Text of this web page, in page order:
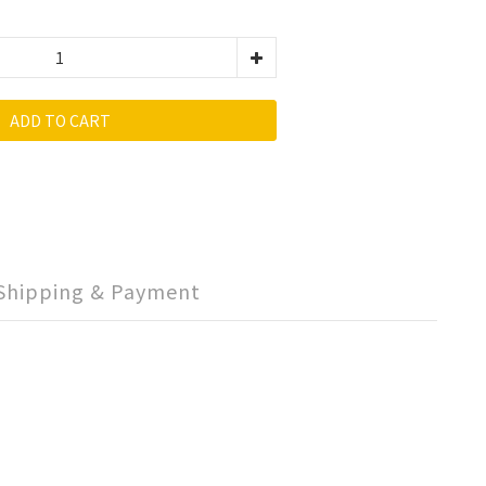
ADD TO CART
& Payment